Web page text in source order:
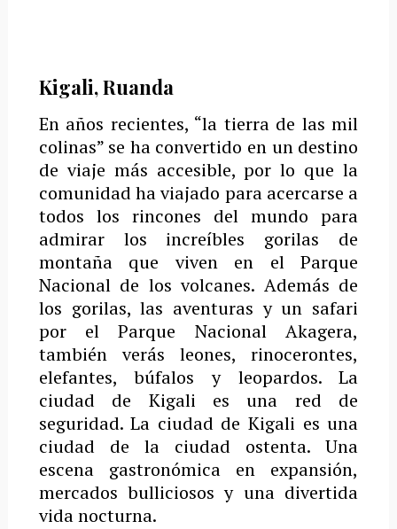
Kigali, Ruanda
En años recientes, “la tierra de las mil
colinas” se ha convertido en un destino
de viaje más accesible, por lo que la
comunidad ha viajado para acercarse a
todos los rincones del mundo para
admirar los increíbles gorilas de
montaña que viven en el Parque
Nacional de los volcanes. Además de
los gorilas, las aventuras y un safari
por el Parque Nacional Akagera,
también verás leones, rinocerontes,
elefantes, búfalos y leopardos.La
ciudad de Kigali es una red de
seguridad. La ciudad de Kigali es una
ciudad de la ciudad ostenta. Una
escena gastronómica en expansión,
mercados bulliciosos y una divertida
vida nocturna.